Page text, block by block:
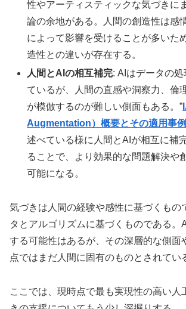
性やアーティスティックな気づきに
論の余地がある。人間の創造性は感
によって影響を受けることが多いた
造性との違いが存在する。
人間とAIの相互補完: AIはデータの
ているが、人間の直感や洞察力、倫
が模倣するのが難しい側面もある。”
Augmentation）概要とその適用事
述べている様に人間とAIが相互に補
ることで、より効果的な問題解決や
可能になる。
気づきは人間の経験や感性に基づくもの
タとアルゴリズムに基づくものである。
する可能性はあるが、その深層的な側面
点ではまだ人間に固有のものとされてい
ここでは、現時点で最も実現性の高い人